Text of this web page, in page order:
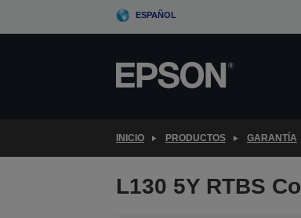
ESPAÑOL
INICIO PRODUCTOS GARANTÍA
L130 5Y RTBS